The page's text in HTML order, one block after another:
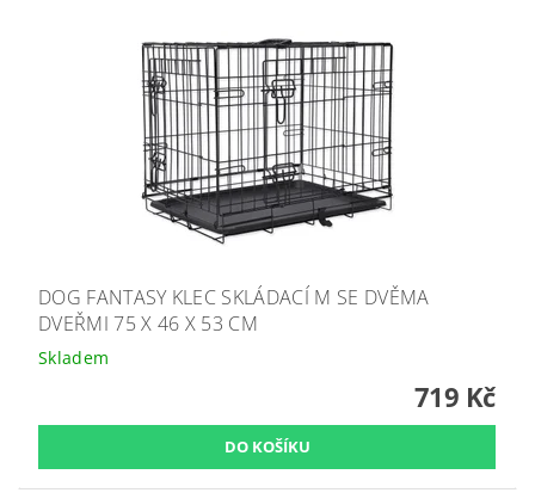
DOG FANTASY KLEC SKLÁDACÍ M SE DVĚMA
DVEŘMI 75 X 46 X 53 CM
Skladem
719 Kč